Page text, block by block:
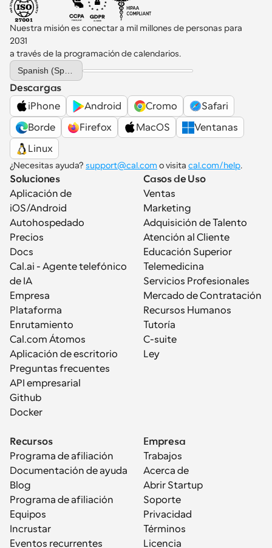
Nuestra misión es conectar a mil millones de personas para
2031
a través de la programación de calendarios.
Select Language
Descargas
iPhone
Android Cromo
Safari
Borde
Firefox MacOS
Ventanas
Linux
¿Necesitas ayuda? support@cal.com o visita cal.com/help.
Soluciones
Aplicación de
iOS/Android
Autohospedado
Precios
Docs
Cal.ai - Agente telefónico
de IA
Empresa
Plataforma
Enrutamiento
Cal.com Átomos
Aplicación de escritorio
Preguntas frecuentes
API empresarial
Github
Docker
Casos de Uso
Ventas
Marketing
Adquisición de Talento
Atención al Cliente
Educación Superior
Telemedicina
Servicios Profesionales
Mercado de Contratación
Recursos Humanos
Tutoría
C-suite
Ley
Recursos
Programa de afiliación
Documentación de ayuda
Blog
Programa de afiliación
Equipos
Incrustar
Eventos recurrentes
Empresa
Trabajos
Acerca de
Abrir Startup
Soporte
Privacidad
Términos
Licencia